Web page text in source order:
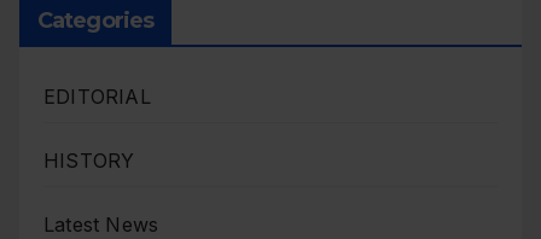
Categories
EDITORIAL
HISTORY
Latest News